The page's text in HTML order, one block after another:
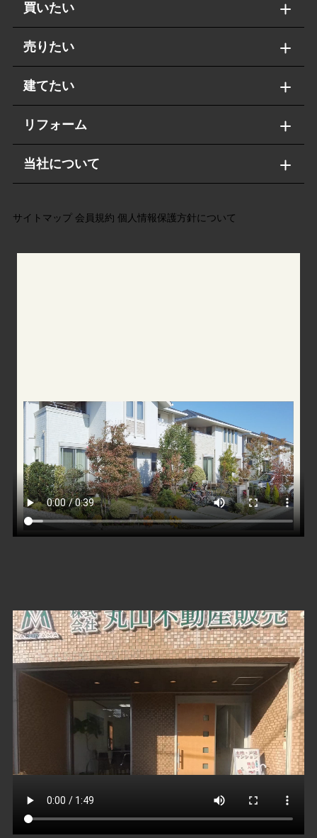
買いたい
売りたい
建てたい
リフォーム
当社について
サイトマップ 会員規約 個人情報保護方針について